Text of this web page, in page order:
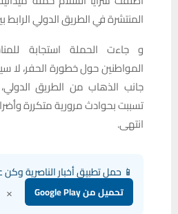
المنتشرة في الطريق الدولي الرابط
و جاءت الحملة استجابة
المواطنين حول خطورة الحفر،
جانب الذهاب من الطريق
تسببت بحوادث مرورية متكررة
انتهى.
📱 حمل تطبيق أخبار الناصرية وكن
تحميل من Google Play ×